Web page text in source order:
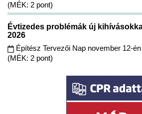
(MÉK: 2 pont)
Évtizedes problémák új
2026
Építész Tervezői Nap november 12-én
(MÉK: 2 pont)